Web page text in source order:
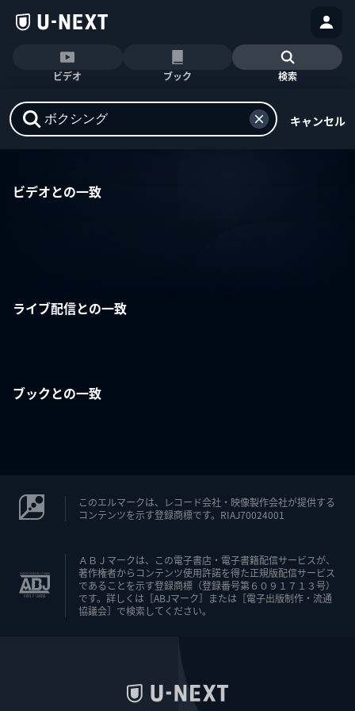
ビデオ ブック 検索
キャンセル
ビデオとの一致
ライブ配信との一致
ブックとの一致
このエルマークは、レコード会社・映像製作会社が提供する
コンテンツを示す登録商標です。RIAJ70024001
ＡＢＪマークは、この電子書店・電子書籍配信サービスが、
著作権者からコンテンツ使用許諾を得た正規版配信サービス
であることを示す登録商標（登録番号第６０９１７１３号）
です。詳しくは［ABJマーク］または［電子出版制作・流通
協議会］で検索してください。